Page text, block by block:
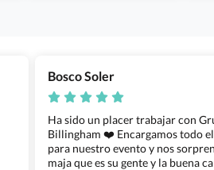
Bosco Soler
Ha sido un placer trabajar con
Billingham ❤️ Encargamos todo
para nuestro evento y nos
maja que es su gente y la buena